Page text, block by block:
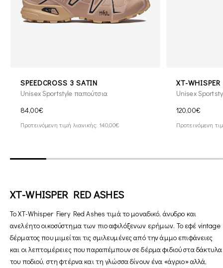
SPEEDCROSS 3 SATIN
Unisex Sportstyle παπούτσια
84,00€
Προτεινόμενη τιμή λιανικής: 140,00€
XT-WHISPER
Unisex
120,00€
Προτεινόμενη
XT-WHISPER RED ASHES
Το XT-Whisper Fiery Red Ashes τιμά το μοναδικό, άνυδρο και
ανελέητο οικοσύστημα των πιο αφιλόξενων ερήμων. Το εφέ vintage
δέρματος που μιμείται τις σμιλευμένες από την άμμο επιφάνειες
και οι λεπτομέρειες που παραπέμπουν σε δέρμα φιδιού στα δάκτυλα
του ποδιού, στη φτέρνα και τη γλώσσα δίνουν ένα «άγριο» αλλά,